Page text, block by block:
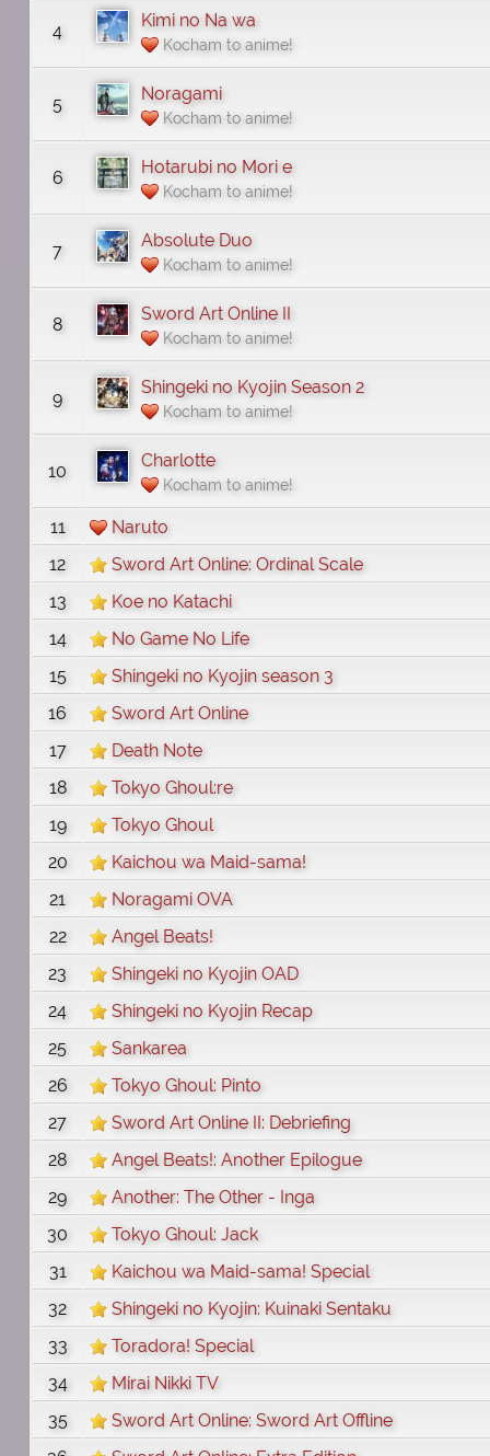
4
Kimi no Na wa
Kocham to anime!
5
Noragami
Kocham to anime!
6
Hotarubi no Mori e
Kocham to anime!
7
Absolute Duo
Kocham to anime!
8
Sword Art Online II
Kocham to anime!
9
Shingeki no Kyojin Season 2
Kocham to anime!
10
Charlotte
Kocham to anime!
11
Naruto
12
Sword Art Online: Ordinal Scale
13
Koe no Katachi
14
No Game No Life
15
Shingeki no Kyojin season 3
16
Sword Art Online
17
Death Note
18
Tokyo Ghoul:re
19
Tokyo Ghoul
20
Kaichou wa Maid-sama!
21
Noragami OVA
22
Angel Beats!
23
Shingeki no Kyojin OAD
24
Shingeki no Kyojin Recap
25
Sankarea
26
Tokyo Ghoul: Pinto
27
Sword Art Online II: Debriefing
28
Angel Beats!: Another Epilogue
29
Another: The Other - Inga
30
Tokyo Ghoul: Jack
31
Kaichou wa Maid-sama! Special
32
Shingeki no Kyojin: Kuinaki Sentaku
33
Toradora! Special
34
Mirai Nikki TV
35
Sword Art Online: Sword Art Offline